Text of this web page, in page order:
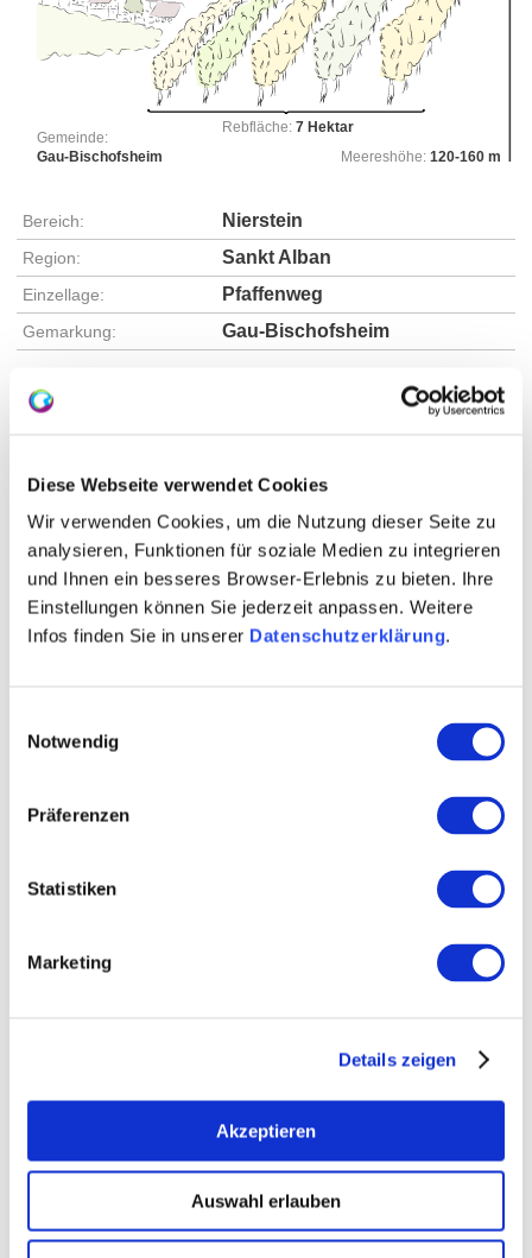
Diese Webseite verwendet Cookies
Wir verwenden Cookies, um die Nutzung dieser Seite zu
analysieren, Funktionen für soziale Medien zu integrieren
und Ihnen ein besseres Browser-Erlebnis zu bieten. Ihre
Einstellungen können Sie jederzeit anpassen. Weitere
Infos finden Sie in unserer Datenschutzerklärung.
Notwendig
Präferenzen
Statistiken
Marketing
Details zeigen
Akzeptieren
Auswahl erlauben
Rebfläche: 7 Hektar
Gemeinde:
Gau-Bischofsheim
Meereshöhe: 120-160 m
Bereich: Nierstein
Region: Sankt Alban
Einzellage: Pfaffenweg
Gemarkung: Gau-Bischofsheim
Weingüter
Erkunden Sie die Umgebung